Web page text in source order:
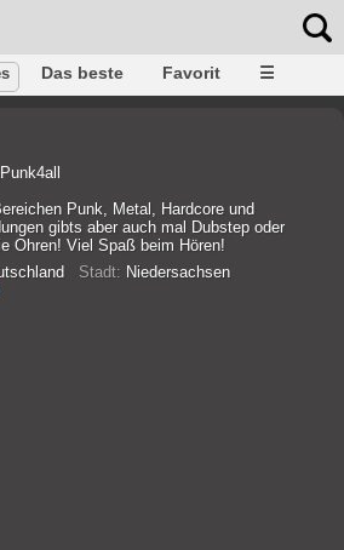
Das beste Favorit ☰
Punk4all
Punk, Metal, Hardcore und
gibts aber auch mal Dubstep oder
Ohren! Viel Spaß beim Hören!
Stadt: Niedersachsen